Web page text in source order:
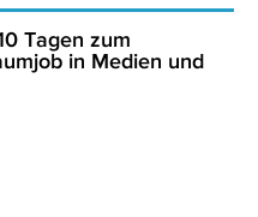
Tagen zum
in Medien und